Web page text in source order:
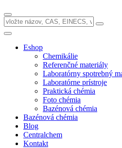
Eshop
Chemikálie
Referenčné materiály
Laboratórny spotrebný
Laboratórne prístroje
Praktická chémia
Foto chémia
Bazénová chémia
Bazénová chémia
Blog
Centralchem
Kontakt